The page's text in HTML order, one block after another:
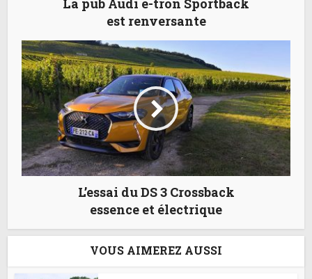
La pub Audi e-tron Sportback
est renversante
L’essai du DS 3 Crossback
essence et électrique
VOUS AIMEREZ AUSSI